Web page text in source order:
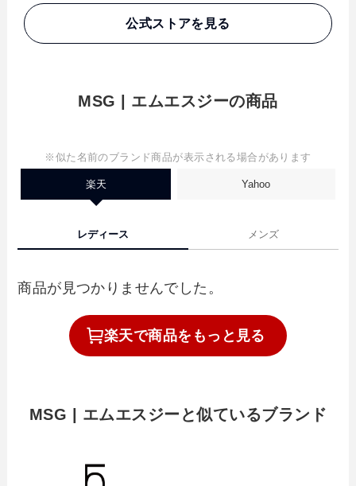
公式ストアを見る
MSG | エムエスジーの商品
※似た名前のブランド商品が表示される場合があります
楽天 Yahoo
レディース メンズ
商品が見つかりませんでした。
楽天で商品を もっと見る
MSG | エムエスジーと似ているブランド